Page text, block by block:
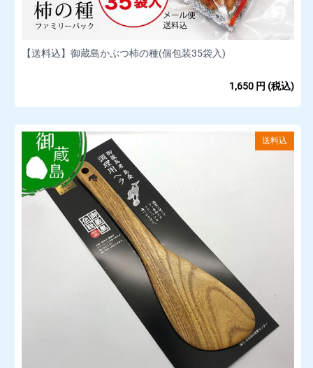
【送料込】御蔵島かぶつ柿の種(個包装35袋入)
1,650 円 (税込)
送料込